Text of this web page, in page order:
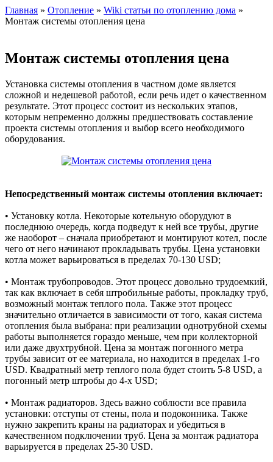
Главная » Отопление » Wiki статьи по отоплению дома »
Монтаж системы отопления цена
Монтаж системы отопления цена
Установка системы отопления в частном доме является
сложной и недешевой работой, если речь идет о качественном
результате. Этот процесс состоит из нескольких этапов,
которым непременно должны предшествовать составление
проекта системы отопления и выбор всего необходимого
оборудования.
Непосредственный монтаж системы отопления включает:
• Установку котла. Некоторые котельную оборудуют в
последнюю очередь, когда подведут к ней все трубы, другие
же наоборот – сначала приобретают и монтируют котел, после
чего от него начинают прокладывать трубы. Цена установки
котла может варьироваться в пределах 70-130 USD;
• Монтаж трубопроводов. Этот процесс довольно трудоемкий,
так как включает в себя штробильные работы, прокладку труб,
возможный монтаж теплого пола. Также этот процесс
значительно отличается в зависимости от того, какая система
отопления была выбрана: при реализации однотрубной схемы
работы выполняется гораздо меньше, чем при коллекторной
или даже двухтрубной. Цена за монтаж погонного метра
трубы зависит от ее материала, но находится в пределах 1-го
USD. Квадратный метр теплого пола будет стоить 5-8 USD, а
погонный метр штробы до 4-х USD;
• Монтаж радиаторов. Здесь важно соблюсти все правила
установки: отступы от стены, пола и подоконника. Также
нужно закрепить краны на радиаторах и убедиться в
качественном подключении труб. Цена за монтаж радиатора
варьируется в пределах 25-30 USD.